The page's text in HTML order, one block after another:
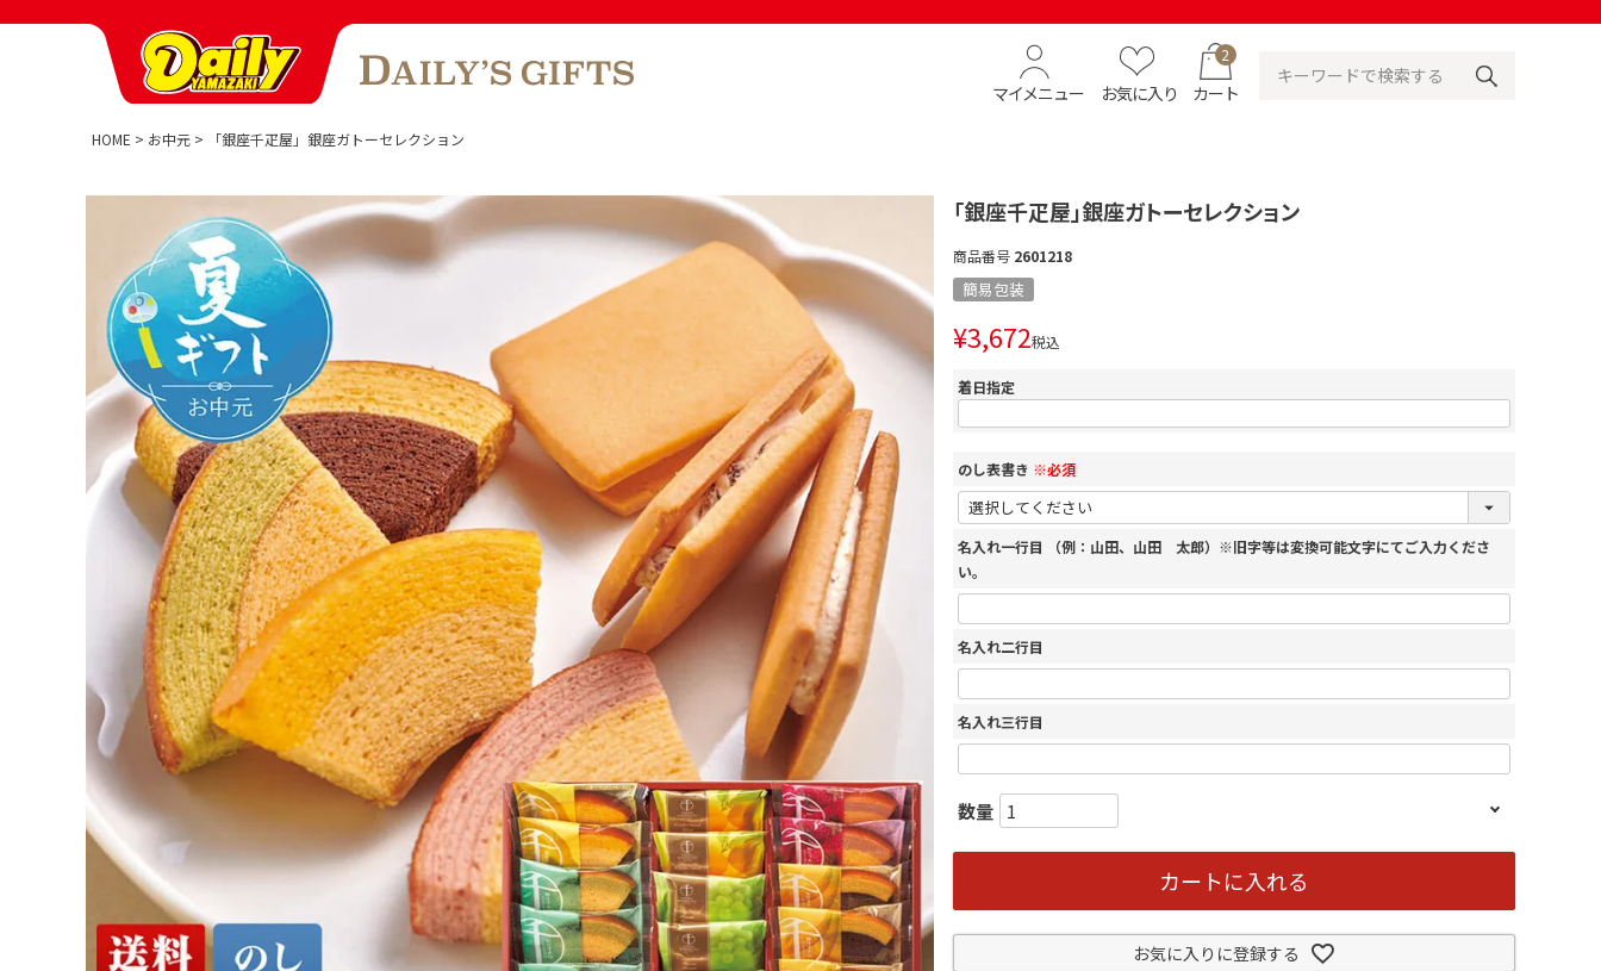
マイメニュー お気に入り
2
カート
HOME お中元 「銀座千疋屋」銀座ガトーセレクション
「銀座千疋屋」銀座ガトーセレクション
商品番号 2601218
簡易包装
¥3,672税込
着日指定
のし表書き ※必須
名入れ一行目 （例：山田、山田 太郎）※旧字等は変換可能文字にてご入力くださ
い。
名入れ二行目
名入れ三行目
カートに入れる
お気に入りに登録する